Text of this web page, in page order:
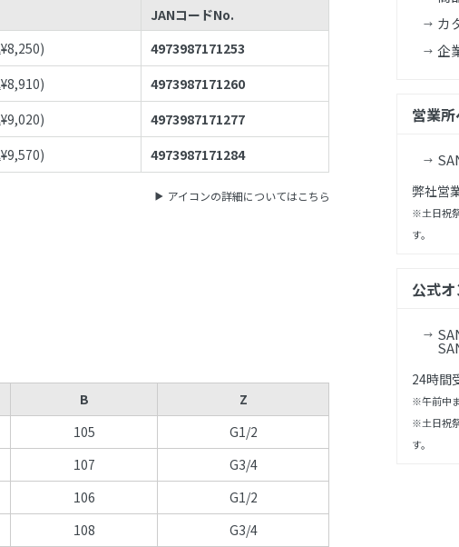
JANコードNo.
8,250)
4973987171253
8,910)
4973987171260
9,020)
4973987171277
9,570) 4973987171284
アイコンの詳細についてはこちら
B
Z
105
G1/2
107
G3/4
106
G1/2
108 G3/4
カ
企
営業
弊社営
※土日祝
す。
公式
24時間
※午前中
※土日祝
す。